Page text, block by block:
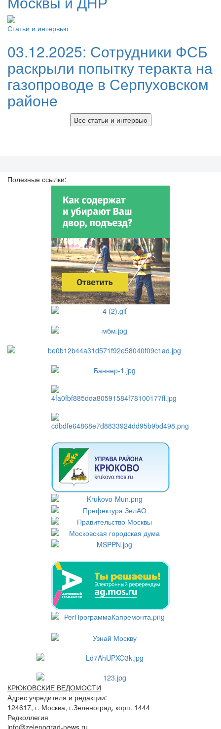
Статьи и интервью
03.12.2025: Сотрудники ФСБ
раскрыли попытку теракта на
газопроводе в Серпуховском
районе
Все статьи и интервью
Полезные ссылки:
КРЮКОВСКИЕ ВЕДОМОСТИ
Адрес учредителя и редакции:
124617, г. Москва, г.Зеленоград, корп. 1444
Редколлегия